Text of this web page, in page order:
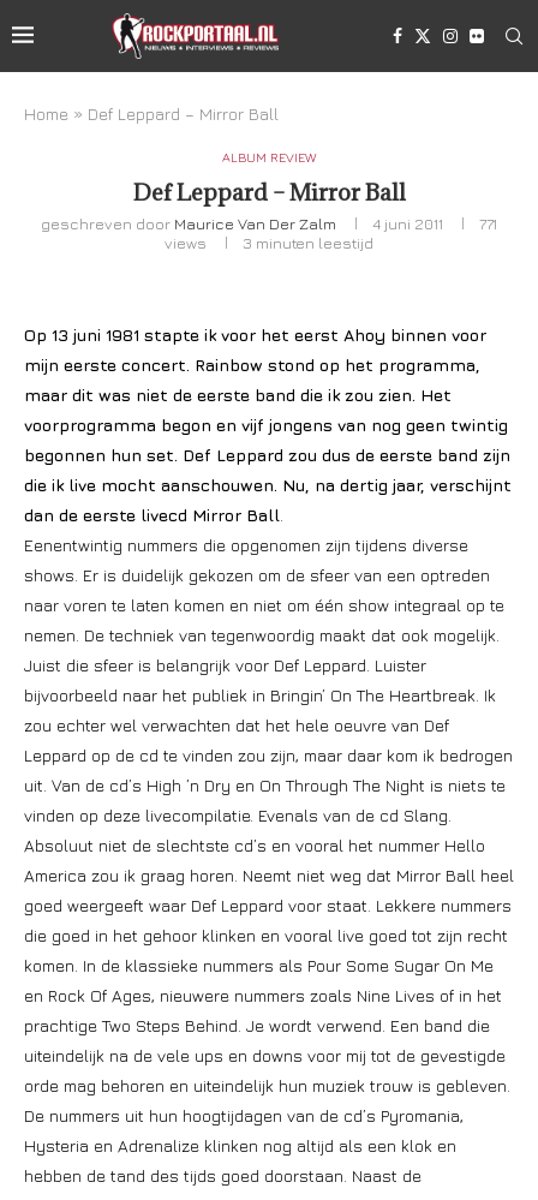
Home » Def Leppard – Mirror Ball
ALBUM REVIEW
Def Leppard – Mirror Ball
geschreven door Maurice Van Der Zalm 4 juni 2011
771
views
3 minuten leestijd
Op 13 juni 1981 stapte ik voor het eerst Ahoy binnen voor
mijn eerste concert. Rainbow stond op het programma,
maar dit was niet de eerste band die ik zou zien. Het
voorprogramma begon en vijf jongens van nog geen twintig
begonnen hun set. Def Leppard zou dus de eerste band zijn
die ik live mocht aanschouwen. Nu, na dertig jaar, verschijnt
dan de eerste livecd Mirror Ball
Eenentwintig nummers die opgenomen zijn tijdens diverse
shows. Er is duidelijk gekozen om de sfeer van een optreden
naar voren te laten komen en niet om één show integraal op te
nemen. De techniek van tegenwoordig maakt dat ook mogelijk.
Juist die sfeer is belangrijk voor Def Leppard. Luister
bijvoorbeeld naar het publiek in Bringin’ On The Heartbreak. Ik
zou echter wel verwachten dat het hele oeuvre van Def
Leppard op de cd te vinden zou zijn, maar daar kom ik bedrogen
uit. Van de cd’s High ’n Dry en On Through The Night is niets te
vinden op deze livecompilatie. Evenals van de cd Slang.
Absoluut niet de slechtste cd’s en vooral het nummer Hello
America zou ik graag horen. Neemt niet weg dat Mirror Ball heel
goed weergeeft waar Def Leppard voor staat. Lekkere nummers
die goed in het gehoor klinken en vooral live goed tot zijn recht
komen. In de klassieke nummers als Pour Some Sugar On Me
en Rock Of Ages, nieuwere nummers zoals Nine Lives of in het
prachtige Two Steps Behind. Je wordt verwend. Een band die
uiteindelijk na de vele ups en downs voor mij tot de gevestigde
orde mag behoren en uiteindelijk hun muziek trouw is gebleven.
De nummers uit hun hoogtijdagen van de cd’s Pyromania,
Hysteria en Adrenalize klinken nog altijd als een klok en
hebben de tand des tijds goed doorstaan. Naast de